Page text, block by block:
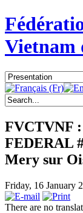
Vietnam
FVCTVNF
FEDERAL
Mery sur
Friday, 16 January
There are no